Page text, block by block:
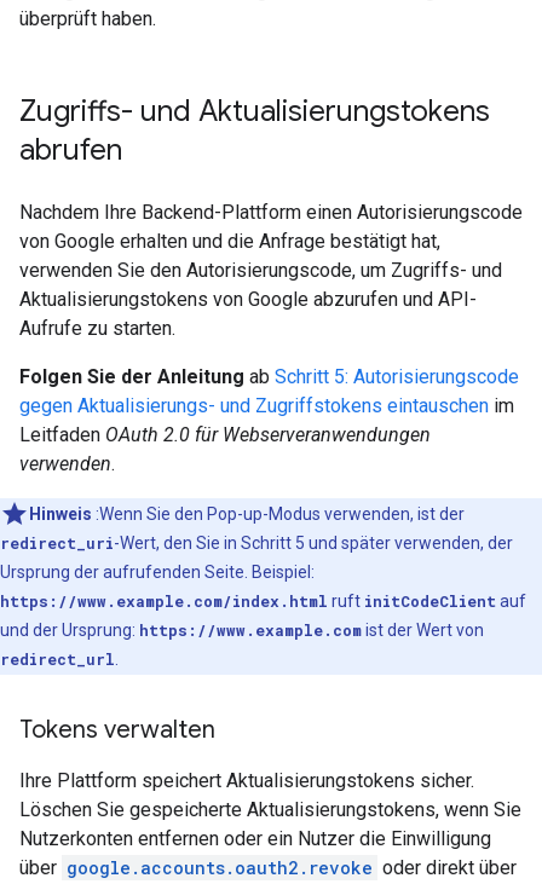
überprüft haben.
Zugriffs- und Aktualisierungstokens
abrufen
Nachdem Ihre Backend-Plattform einen Autorisierungscode
von Google erhalten und die Anfrage bestätigt hat,
verwenden Sie den Autorisierungscode, um Zugriffs- und
Aktualisierungstokens von Google abzurufen und API-
Aufrufe zu starten.
Folgen Sie der Anleitung ab Schritt 5: Autorisierungscode
gegen Aktualisierungs- und Zugriffstokens eintauschen im
Leitfaden OAuth 2.0 für Webserveranwendungen
verwenden.
Hinweis :Wenn Sie den Pop-up-Modus verwenden, ist der
redirect_uri-Wert, den Sie in Schritt 5 und später verwenden, der
Ursprung der aufrufenden Seite. Beispiel:
https://www.example.com/index.html ruft initCodeClient auf
und der Ursprung: https://www.example.comist der Wert von
redirect_url
Tokens verwalten
Ihre Plattform speichert Aktualisierungstokens sicher.
Löschen Sie gespeicherte Aktualisierungstokens, wenn Sie
Nutzerkonten entfernen oder ein Nutzer die Einwilligung
über google.accounts.oauth2.revoke oder direkt über